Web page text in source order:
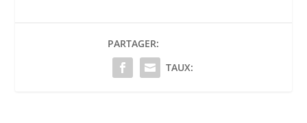
PARTAGER:
TAUX: